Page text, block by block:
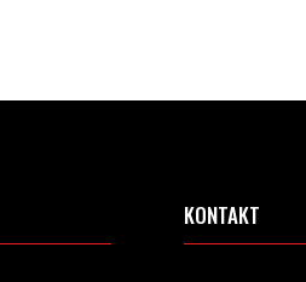
KONTAKT